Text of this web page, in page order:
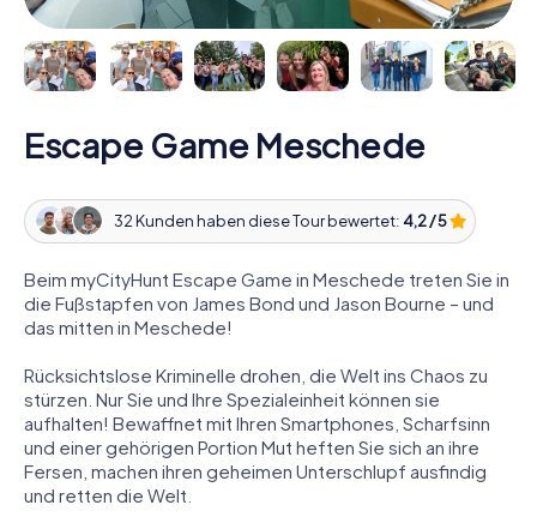
Escape Game Meschede
32 Kunden haben diese Tour bewertet: 4,2 / 5
Beim myCityHunt Escape Game in Meschede treten Sie in
die Fußstapfen von James Bond und Jason Bourne – und
das mitten in Meschede!
Rücksichtslose Kriminelle drohen, die Welt ins Chaos zu
stürzen. Nur Sie und Ihre Spezialeinheit können sie
aufhalten! Bewaffnet mit Ihren Smartphones, Scharfsinn
und einer gehörigen Portion Mut heften Sie sich an ihre
Fersen, machen ihren geheimen Unterschlupf ausfindig
und retten die Welt.